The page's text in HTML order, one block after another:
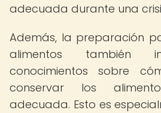
adecuada durante una
Además, la preparación
alimentos también
conocimientos sobre
conservar los
adecuada. Esto es